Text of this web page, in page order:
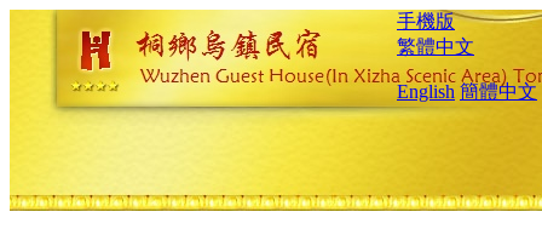
手機版
繁體中文
English 簡體中文